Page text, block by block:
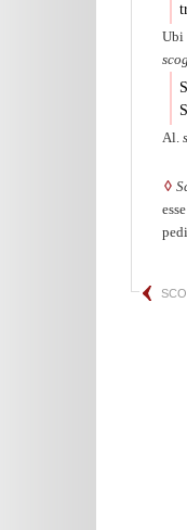
Ubi
Al.
◊